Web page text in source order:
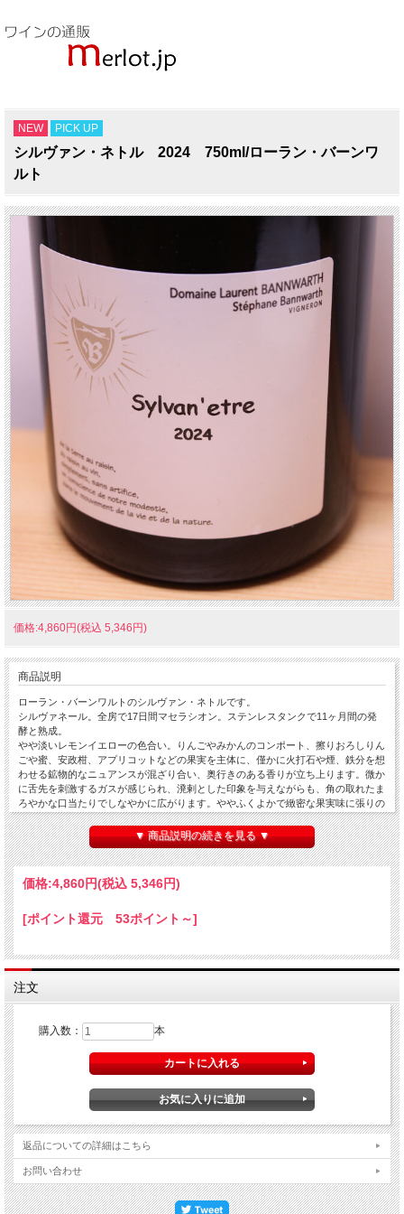
NEW PICK UP
シルヴァン・ネトル 2024 750ml/ローラン・バーンワ
ルト
価格:4,860円(税込 5,346円)
商品説明
ローラン・バーンワルトのシルヴァン・ネトルです。
シルヴァネール。全房で17日間マセラシオン。ステンレスタンクで11ヶ月間の発
酵と熟成。
やや淡いレモンイエローの色合い。りんごやみかんのコンポート、擦りおろしりん
ごや蜜、安政柑、アプリコットなどの果実を主体に、僅かに火打石や煙、鉄分を想
わせる鉱物的なニュアンスが混ざり合い、奥行きのある香りが立ち上ります。微か
に舌先を刺激するガスが感じられ、溌剌とした印象を与えながらも、角の取れたま
ろやかな口当たりでしなやかに広がります。ややふくよかで緻密な果実味に張りの
あるりんご酸が重なり、全体を引き締め、旨みを引き立てる仄かな塩味と相まっ
て、軽快な飲み心地へと導きます。冷やしていただくことで、さらに蜂蜜レモンの
ような風味や柑橘、新鮮なりんごのニュアンスがより鮮明に現れ、果実のコクと爽
やかさが調和した辛口の味わいをお楽しみいただけます。
▼ 商品説明の続きを見る ▼
価格:4,860円(税込 5,346円)
[ポイント還元 53ポイント～]
注文
購入数： 本
返品についての詳細はこちら
お問い合わせ